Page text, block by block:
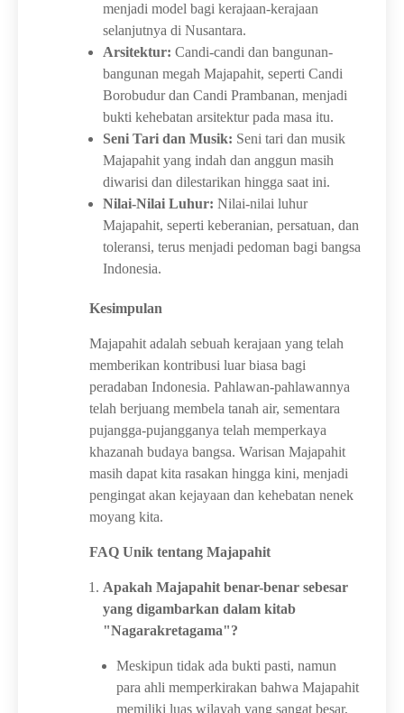
menjadi model bagi kerajaan-kerajaan
selanjutnya di Nusantara.
Arsitektur: Candi-candi dan bangunan-
bangunan megah Majapahit, seperti Candi
Borobudur dan Candi Prambanan, menjadi
bukti kehebatan arsitektur pada masa itu.
Seni Tari dan Musik: Seni tari dan musik
Majapahit yang indah dan anggun masih
diwarisi dan dilestarikan hingga saat ini.
Nilai-Nilai Luhur: Nilai-nilai luhur
Majapahit, seperti keberanian, persatuan, dan
toleransi, terus menjadi pedoman bagi bangsa
Indonesia.
Kesimpulan
Majapahit adalah sebuah kerajaan yang telah
memberikan kontribusi luar biasa bagi
peradaban Indonesia. Pahlawan-pahlawannya
telah berjuang membela tanah air, sementara
pujangga-pujangganya telah memperkaya
khazanah budaya bangsa. Warisan Majapahit
masih dapat kita rasakan hingga kini, menjadi
pengingat akan kejayaan dan kehebatan nenek
moyang kita.
FAQ Unik tentang Majapahit
Apakah Majapahit benar-benar sebesar
yang digambarkan dalam kitab
"Nagarakretagama"?
Meskipun tidak ada bukti pasti, namun
para ahli memperkirakan bahwa Majapahit
memiliki luas wilayah yang sangat besar,